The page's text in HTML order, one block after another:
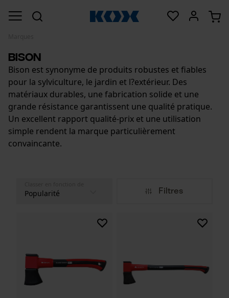
Bison
Bison est synonyme de produits robustes et fiables
pour la sylviculture, le jardin et l?extérieur. Des
matériaux durables, une fabrication solide et une
grande résistance garantissent une qualité pratique.
Un excellent rapport qualité-prix et une utilisation
simple rendent la marque particulièrement
convaincante.
Filtres